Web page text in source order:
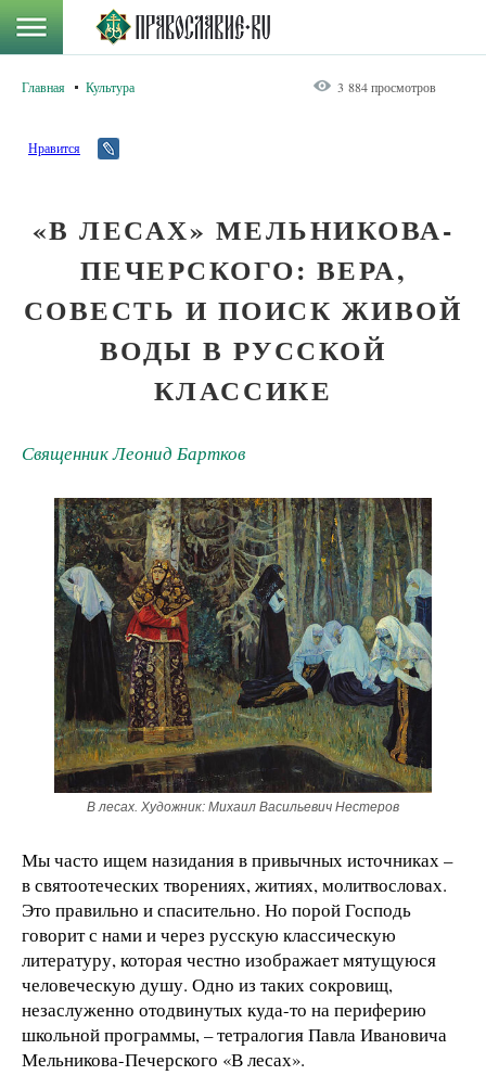
Главная Культура 3 884 просмотров
Нравится
«В ЛЕСАХ» МЕЛЬНИКОВА-
ПЕЧЕРСКОГО: ВЕРА,
СОВЕСТЬ И ПОИСК ЖИВОЙ
ВОДЫ В РУССКОЙ
КЛАССИКЕ
Священник Леонид Бартков
В лесах. Художник: Михаил Васильевич Нестеров
Мы часто ищем назидания в привычных источниках –
в святоотеческих творениях, житиях, молитвословах.
Это правильно и спасительно. Но порой Господь
говорит с нами и через русскую классическую
литературу, которая честно изображает мятущуюся
человеческую душу. Одно из таких сокровищ,
незаслуженно отодвинутых куда-то на периферию
школьной программы, – тетралогия Павла Ивановича
Мельникова-Печерского «В лесах».